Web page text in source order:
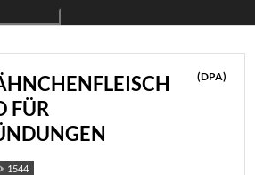
FÜR
(DPA)
1544